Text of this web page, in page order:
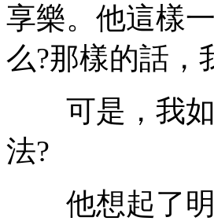
享樂。他這樣
么?那樣的話，
可是，我如
法?
他想起了明